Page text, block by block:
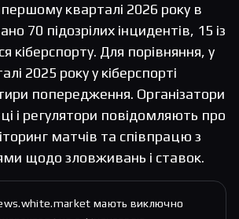
кварталі 2026 року в
70 підозрілих інцидентів, 15 із
кіберспорту. Для порівняння, у
2025 року у кіберспорті
попередження. Організатори
і регулятори повідомляють про
матчів та співпрацю з
щодо зловживань і ставок.
мають виключно